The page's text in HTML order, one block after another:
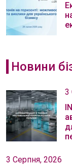
Новини
3
3 Серпня, 2026